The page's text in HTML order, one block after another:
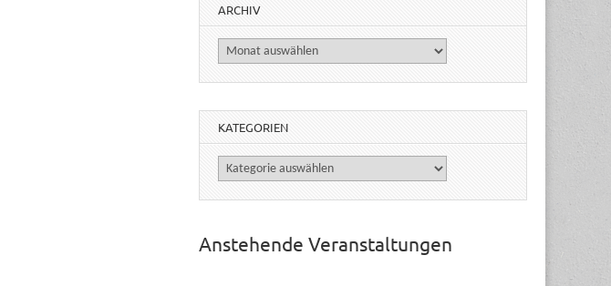
ARCHIV
Archiv
KATEGORIEN
Kategorien
Anstehende Veranstaltungen